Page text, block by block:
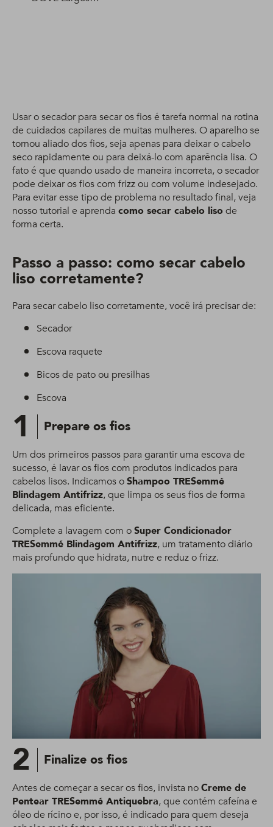
Usar o secador para secar os fios é tarefa normal na rotina
de cuidados capilares de muitas mulheres. O aparelho se
tornou aliado dos fios, seja apenas para deixar o cabelo
seco rapidamente ou para deixá-lo com aparência lisa. O
fato é que quando usado de maneira incorreta, o secador
pode deixar os fios com frizz ou com volume indesejado.
Para evitar esse tipo de problema no resultado final, veja
nosso tutorial e aprenda como secar cabelo liso de
forma certa.
Passo a passo: como secar cabelo
liso corretamente?
Para secar cabelo liso corretamente, você irá precisar de:
Secador
Escova raquete
Bicos de pato ou presilhas
Escova
1 Prepare os fios
Um dos primeiros passos para garantir uma escova de
sucesso, é lavar os fios com produtos indicados para
cabelos lisos. Indicamos oShampoo TRESemmé
Blindagem Antifrizz, que limpa os seus fios de forma
delicada, mas eficiente.
Complete a lavagem com oSuper Condicionador
TRESemmé Blindagem Antifrizz, um tratamento diário
mais profundo que hidrata, nutre e reduz o frizz.
2 Finalize os fios
Antes de começar a secar os fios, invista noCreme de
Pentear TRESemmé Antiquebra, que contém cafeína e
óleo de rícino e, por isso, é indicado para quem deseja